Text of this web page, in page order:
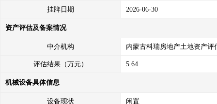
挂牌日期 2026-06-30
资产评估及备案情况
中介机构 内蒙古科瑞房地产土地资产评
评估结果（万元） 5.64
机械设备具体信息
设备现状 闲置